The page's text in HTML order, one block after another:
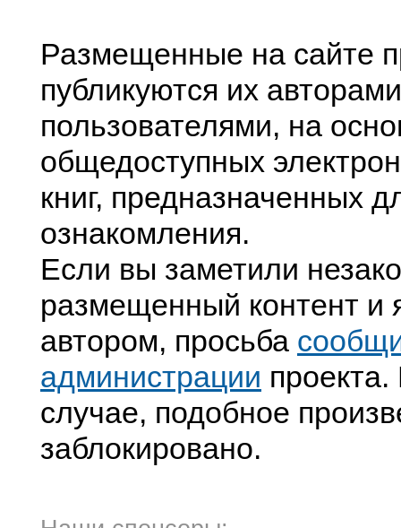
Размещенные на сайте
публикуются их
пользователями, на
общедоступных
книг, предназначенных
ознакомления.
Если вы заметили
размещенный контент и
автором, просьба
администрации
случае, подобное
заблокировано.